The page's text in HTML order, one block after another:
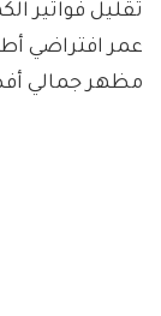
تقليل فواتير
عمر افتراضي
مظهر جمالي